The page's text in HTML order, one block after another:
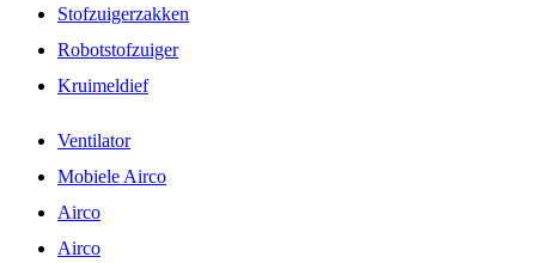
Stofzuigerzakken
Robotstofzuiger
Kruimeldief
Ventilator
Mobiele Airco
Airco
Airco